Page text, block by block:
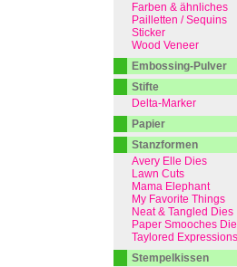
Farben & ähnliches
Pailletten / Sequins
Sticker
Wood Veneer
Embossing-Pulver
Stifte
Delta-Marker
Papier
Stanzformen
Avery Elle Dies
Lawn Cuts
Mama Elephant
My Favorite Things
Neat & Tangled Dies
Paper Smooches
Taylored Expressions
Stempelkissen